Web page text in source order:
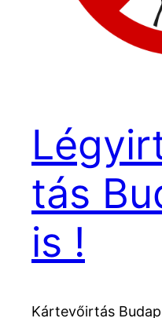
tás
is !
Kártevőirtás